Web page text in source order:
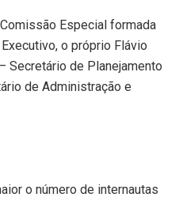
Especial formada
o próprio Flávio
Secretário de Planejamento
de Administração e
o número de internautas